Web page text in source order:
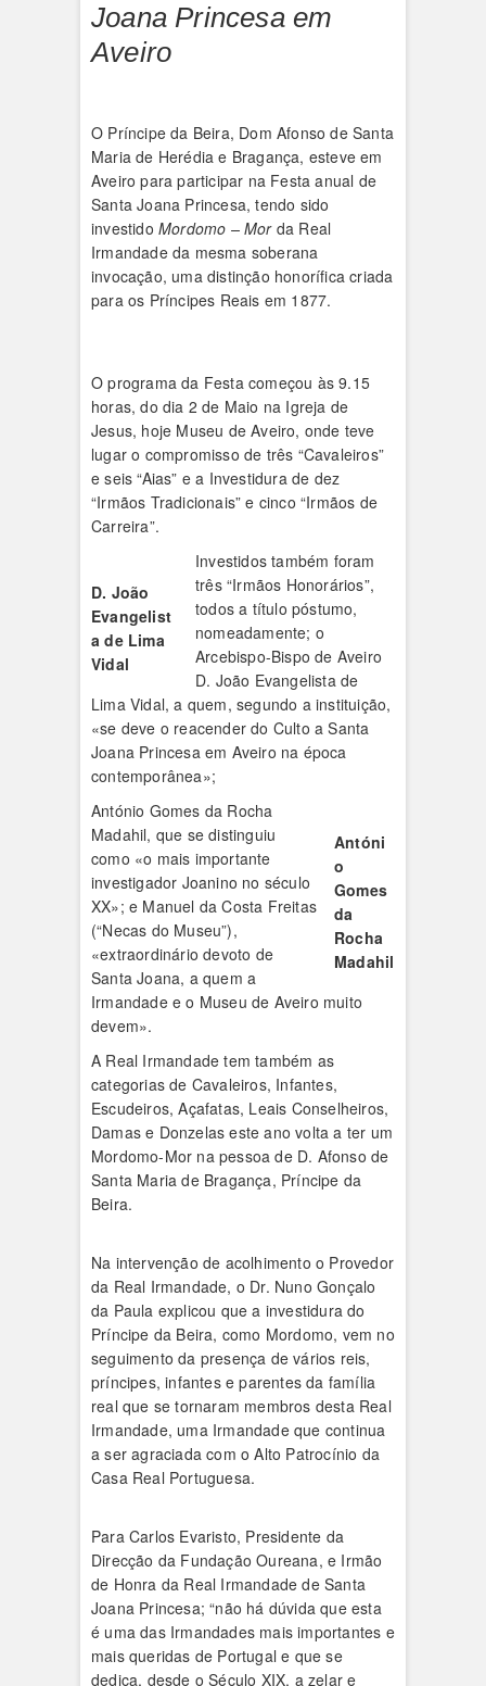
Joana Princesa em
Aveiro
O Príncipe da Beira, Dom Afonso de Santa
Maria de Herédia e Bragança, esteve em
Aveiro para participar na Festa anual de
Santa Joana Princesa, tendo sido
investidoMordomo – Mor da Real
Irmandade da mesma soberana
invocação, uma distinção honorífica criada
para os Príncipes Reais em 1877.
O programa da Festa começou às 9.15
horas, do dia 2 de Maio na Igreja de
Jesus, hoje Museu de Aveiro, onde teve
lugar o compromisso de três “Cavaleiros”
e seis “Aias” e a Investidura de dez
“Irmãos Tradicionais” e cinco “Irmãos de
Carreira”.
D. João
Evangelist
a de Lima
Vidal
Investidos também foram
três “Irmãos Honorários”,
todos a título póstumo,
nomeadamente; o
Arcebispo-Bispo de Aveiro
D. João Evangelista de
Lima Vidal, a quem, segundo a instituição,
«se deve o reacender do Culto a Santa
Joana Princesa em Aveiro na época
contemporânea»;
Antóni
o
Gomes
da
Rocha
Madahil
António Gomes da Rocha
Madahil, que se distinguiu
como «o mais importante
investigador Joanino no século
XX»; e Manuel da Costa Freitas
(“Necas do Museu”),
«extraordinário devoto de
Santa Joana, a quem a
Irmandade e o Museu de Avei­ro muito
devem».
A Real Irmandade tem também as
categorias de Cavaleiros, Infantes,
Escudeiros, Açafatas, Leais Conselheiros,
Damas e Donzelas este ano volta a ter um
Mordomo-Mor na pessoa de D. Afonso de
Santa Maria de Bragança, Príncipe da
Beira.
Na intervenção de acolhimento o Provedor
da Real Irmandade, o Dr. Nuno Gonçalo
da Paula explicou que a investidura do
Príncipe da Beira, como Mordomo, vem no
seguimento da presença de vários reis,
príncipes, infantes e parentes da família
real que se tornaram membros desta Real
Irmandade, uma Irmandade que continua
a ser agraciada com o Alto Patrocínio da
Casa Real Portuguesa.
Para Carlos Evaristo, Presidente da
Direcção da Fundação Oureana, e Irmão
de Honra da Real Irmandade de Santa
Joana Princesa; “não há dúvida que esta
é uma das Irmandades mais importantes e
mais queridas de Portugal e que se
dedica, desde o Século XIX, a zelar e